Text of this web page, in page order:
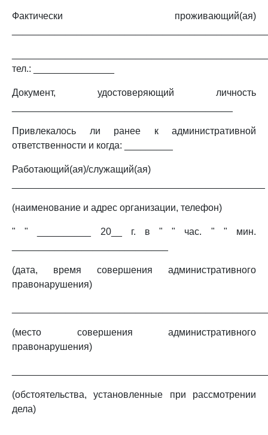
Фактически проживающий(ая)
тел.: _______________
Документ, удостоверяющий личность
Привлекалось ли ранее к административной
ответственности и когда: _________
Работающий(ая)/служащий(ая)
(наименование и адрес организации, телефон)
" " __________ 20__ г. в " " час. " " мин.
(дата, время совершения административного
правонарушения)
(место совершения административного
правонарушения)
(обстоятельства, установленные при рассмотрении
дела)